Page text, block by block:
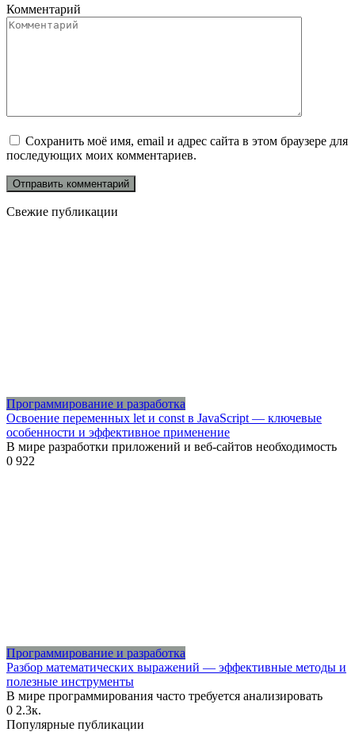
Комментарий
Сохранить моё имя, email и адрес сайта в этом браузере для
последующих моих комментариев.
Свежие публикации
Программирование и разработка
Освоение переменных let и const в JavaScript — ключевые
особенности и эффективное применение
В мире разработки приложений и веб-сайтов необходимость
0 922
Программирование и разработка
Разбор математических выражений — эффективные методы и
полезные инструменты
В мире программирования часто требуется анализировать
0 2.3к.
Популярные публикации